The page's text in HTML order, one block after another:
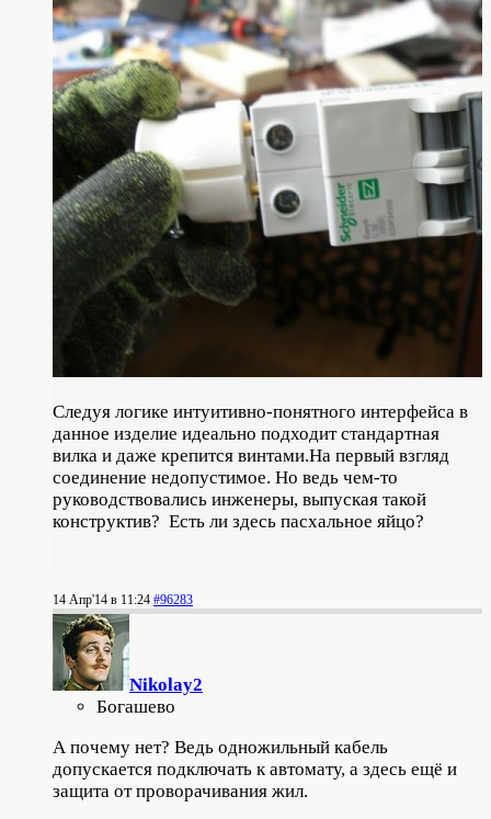
Следуя логике интуитивно-понятного интерфейса в
данное изделие идеально подходит стандартная
вилка и даже крепится винтами.На первый взгляд
соединение недопустимое. Но ведь чем-то
руководствовались инженеры, выпуская такой
конструктив? Есть ли здесь пасхальное яйцо?
14 Апр'14 в 11:24 #96283
Nikolay2
Богашево
А почему нет? Ведь одножильный кабель
допускается подключать к автомату, а здесь ещё и
защита от проворачивания жил.